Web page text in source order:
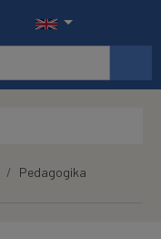
Pedagogika